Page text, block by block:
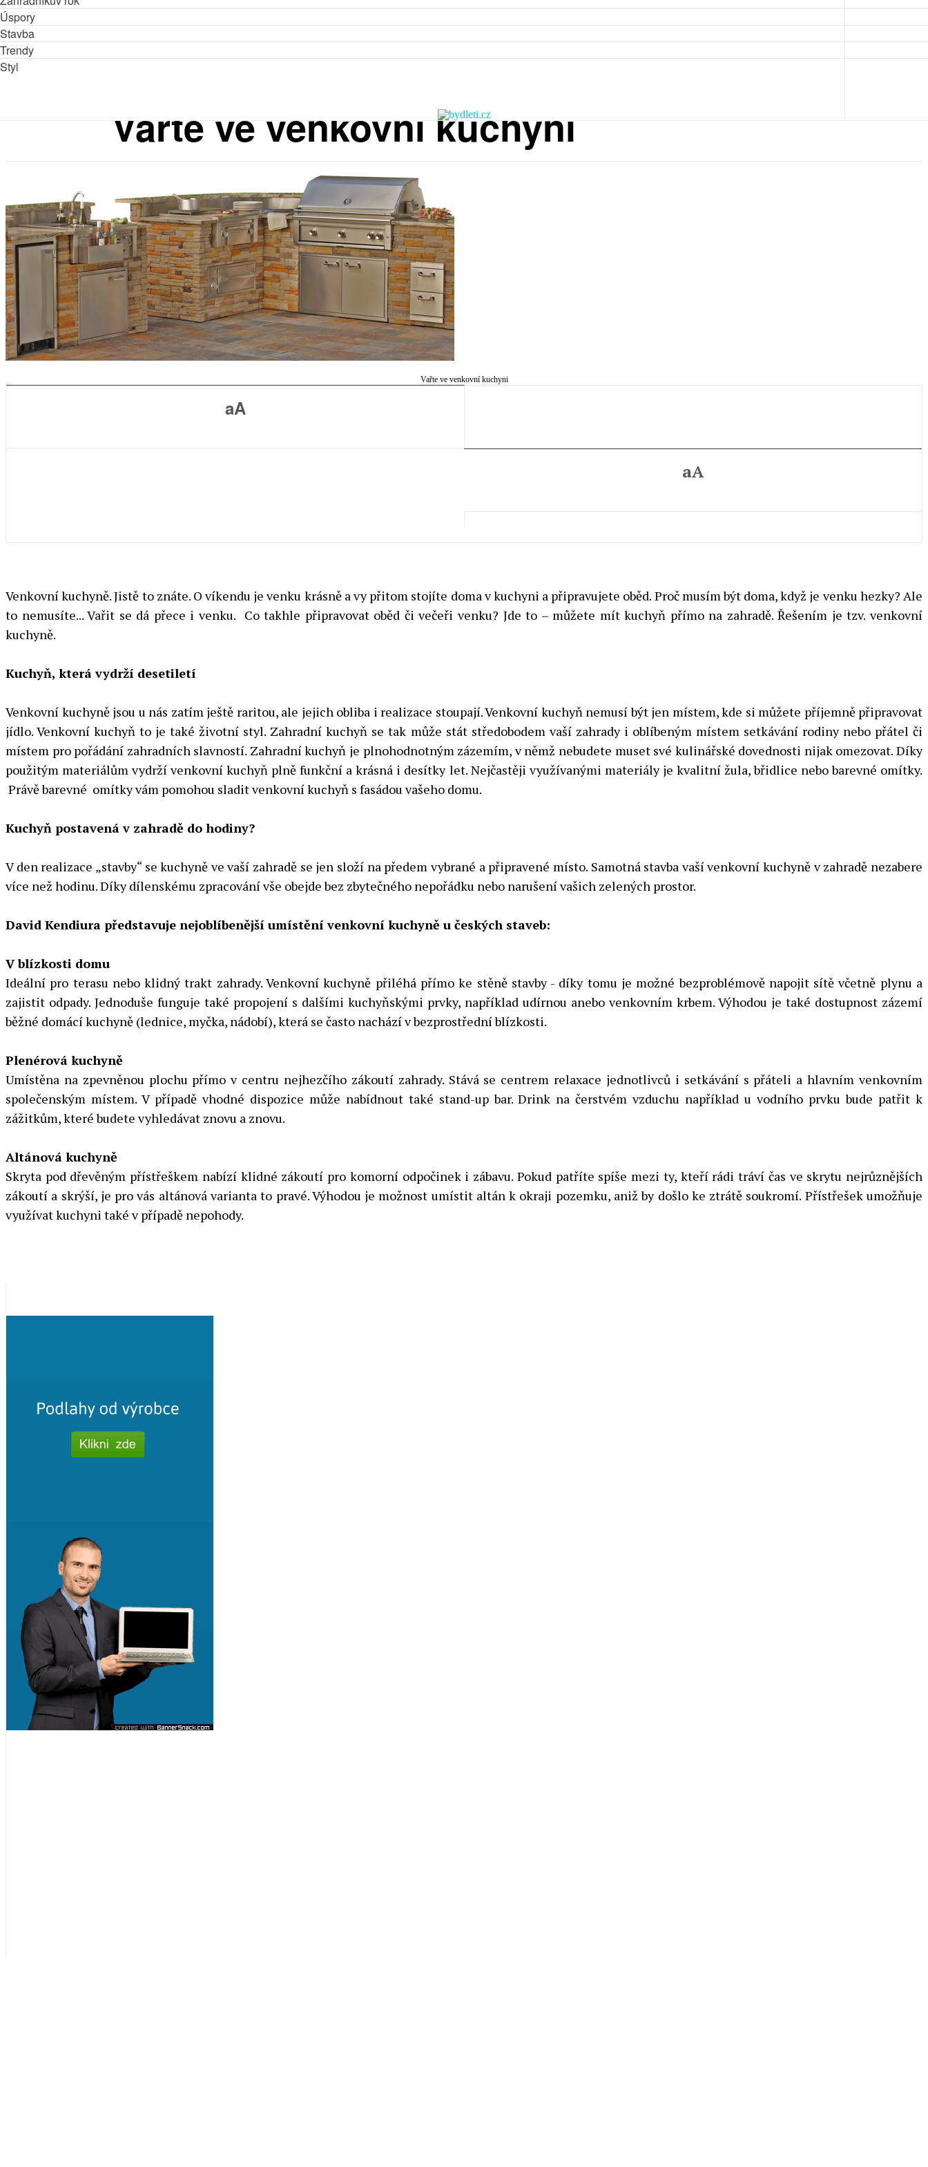
Úspory
Stavba
Trendy
Styl
Vařte ve venkovní kuchyni
Vařte ve venkovní kuchyni
aA
aA
Venkovní kuchyně. Jistě to znáte. O víkendu je venku krásně a vy přitom stojíte doma v kuchyni a připravujete oběd. Proč musím být doma, když je venku hezky? Ale
to nemusíte... Vařit se dá přece i venku. Co takhle připravovat oběd či večeři venku? Jde to – můžete mít kuchyň přímo na zahradě. Řešením je tzv. venkovní
kuchyně.
Kuchyň, která vydrží desetiletí
Venkovní kuchyně jsou u nás zatím ještě raritou, ale jejich obliba i realizace stoupají. Venkovní kuchyň nemusí být jen místem, kde si můžete příjemně připravovat
jídlo. Venkovní kuchyň to je také životní styl. Zahradní kuchyň se tak může stát středobodem vaší zahrady i oblíbeným místem setkávání rodiny nebo přátel či
místem pro pořádání zahradních slavností. Zahradní kuchyň je plnohodnotným zázemím, v němž nebudete muset své kulinářské dovednosti nijak omezovat. Díky
použitým materiálům vydrží venkovní kuchyň plně funkční a krásná i desítky let. Nejčastěji využívanými materiály je kvalitní žula, břidlice nebo barevné omítky.
Právě barevné omítky vám pomohou sladit venkovní kuchyň s fasádou vašeho domu.
Kuchyň postavená v zahradě do hodiny?
V den realizace „stavby“ se kuchyně ve vaší zahradě se jen složí na předem vybrané a připravené místo. Samotná stavba vaší venkovní kuchyně v zahradě nezabere
více než hodinu. Díky dílenskému zpracování vše obejde bez zbytečného nepořádku nebo narušení vašich zelených prostor.
David Kendiura představuje nejoblíbenější umístění venkovní kuchyně u českých staveb:
V blízkosti domu
Ideální pro terasu nebo klidný trakt zahrady. Venkovní kuchyně přiléhá přímo ke stěně stavby - díky tomu je možné bezproblémově napojit sítě včetně plynu a
zajistit odpady. Jednoduše funguje také propojení s dalšími kuchyňskými prvky, například udírnou anebo venkovním krbem. Výhodou je také dostupnost zázemí
běžné domácí kuchyně (lednice, myčka, nádobí), která se často nachází v bezprostřední blízkosti.
Plenérová kuchyně
Umístěna na zpevněnou plochu přímo v centru nejhezčího zákoutí zahrady. Stává se centrem relaxace jednotlivců i setkávání s přáteli a hlavním venkovním
společenským místem. V případě vhodné dispozice může nabídnout také stand-up bar. Drink na čerstvém vzduchu například u vodního prvku bude patřit k
zážitkům, které budete vyhledávat znovu a znovu.
Altánová kuchyně
Skryta pod dřevěným přístřeškem nabízí klidné zákoutí pro komorní odpočinek i zábavu. Pokud patříte spíše mezi ty, kteří rádi tráví čas ve skrytu nejrůznějších
zákoutí a skrýší, je pro vás altánová varianta to pravé. Výhodou je možnost umístit altán k okraji pozemku, aniž by došlo ke ztrátě soukromí. Přístřešek umožňuje
využívat kuchyni také v případě nepohody.